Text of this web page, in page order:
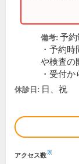
備考: 予約
・予約
や検査の
・受付か
休診日: 日、祝
アクセス数※